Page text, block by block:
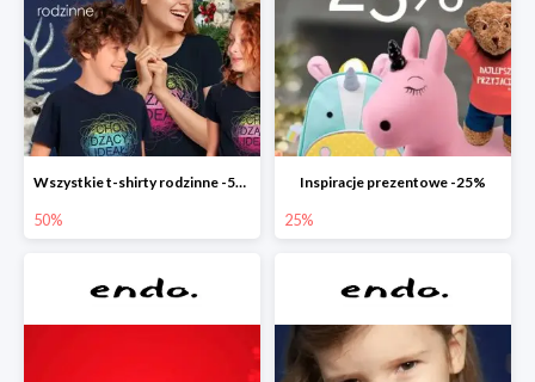
Wszystkie t-shirty rodzinne -50%
50%
Inspiracje prezentowe -25%
25%